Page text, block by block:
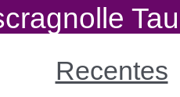
Recentes